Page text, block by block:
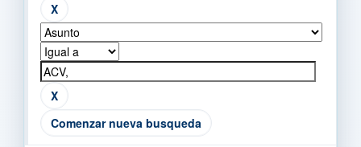
Comenzar nueva busqueda